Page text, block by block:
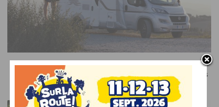
Recevez le meilleur de l’actualité du camping-car dans
votre boîte mail